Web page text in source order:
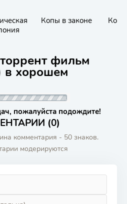
Копы в законе
фильм
хорошем
пожалуйста подождите!
(0)
комментария - 50 знаков.
модерируются